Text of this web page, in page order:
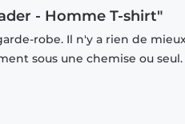
- Homme T-shirt"
robe. Il n'y a rien de
sous une chemise ou seul.